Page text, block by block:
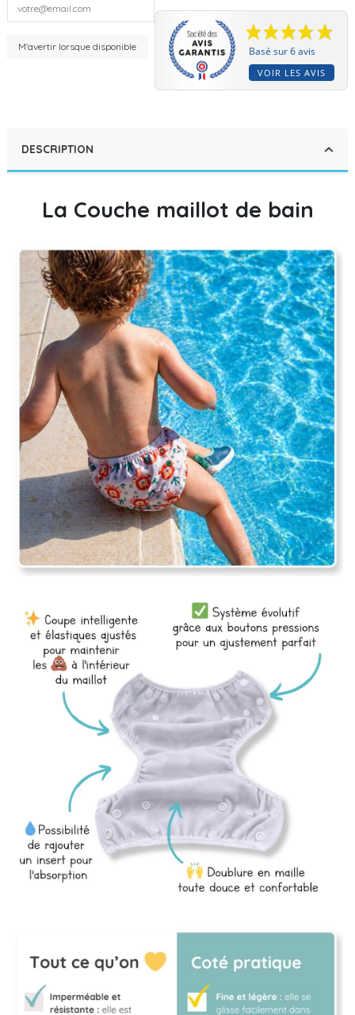
Basé sur 6 avis
VOIR LES AVIS
DESCRIPTION
La Couche maillot de bain